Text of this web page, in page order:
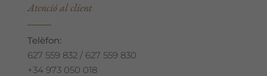
Atenció al client
Telèfon:
627 559 832 / 627 559 830
+34 973 050 018